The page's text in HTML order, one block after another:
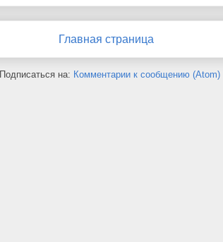
Главная страница
Подписаться на: Комментарии к сообщению (Atom)